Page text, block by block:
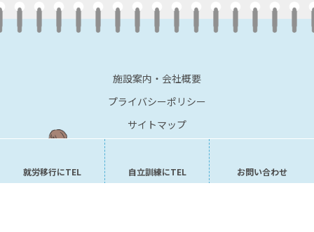
施設案内・会社概要
プライバシーポリシー
サイトマップ
就労移行にTEL 自立訓練にTEL お問い合わせ